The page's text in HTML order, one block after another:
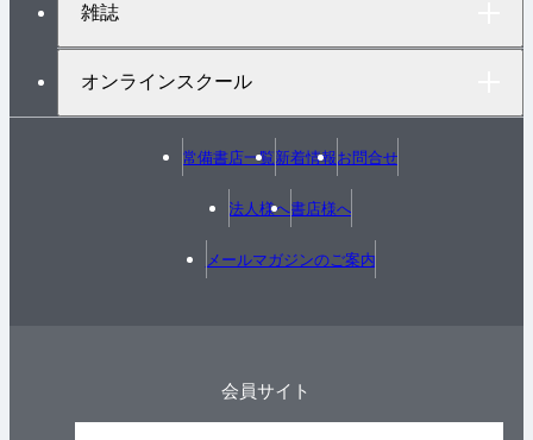
雑誌
オンラインスクール
常備書店一覧新着情報お問合せ
法人様へ書店様へ
メールマガジンのご案内
会員サイト